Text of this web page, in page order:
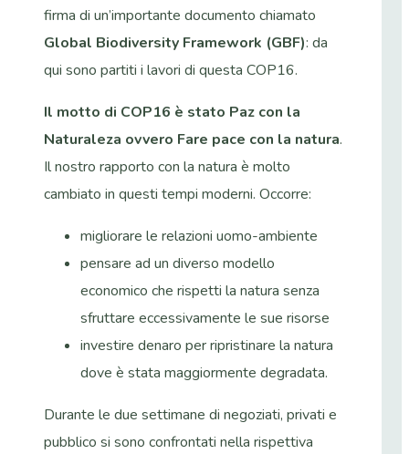
firma di un’importante documento chiamato
Global Biodiversity Framework (GBF): da
qui sono partiti i lavori di questa COP16.
Il motto di COP16 è stato Paz con la
Naturaleza ovvero Fare pace con la natura.
Il nostro rapporto con la natura è molto
cambiato in questi tempi moderni. Occorre:
migliorare le relazioni uomo-ambiente
pensare ad un diverso modello
economico che rispetti la natura senza
sfruttare eccessivamente le sue risorse
investire denaro per ripristinare la natura
dove è stata maggiormente degradata.
Durante le due settimane di negoziati, privati e
pubblico si sono confrontati nella rispettiva